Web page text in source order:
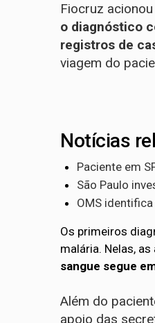
Fiocruz
o diagnóstico
registros de
viagem do
Notícias
Paciente em
São Paulo
OMS
Os primeiros
malária. Nelas,
sangue segue
Além do
apoio das